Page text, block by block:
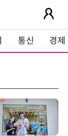
통신 경제